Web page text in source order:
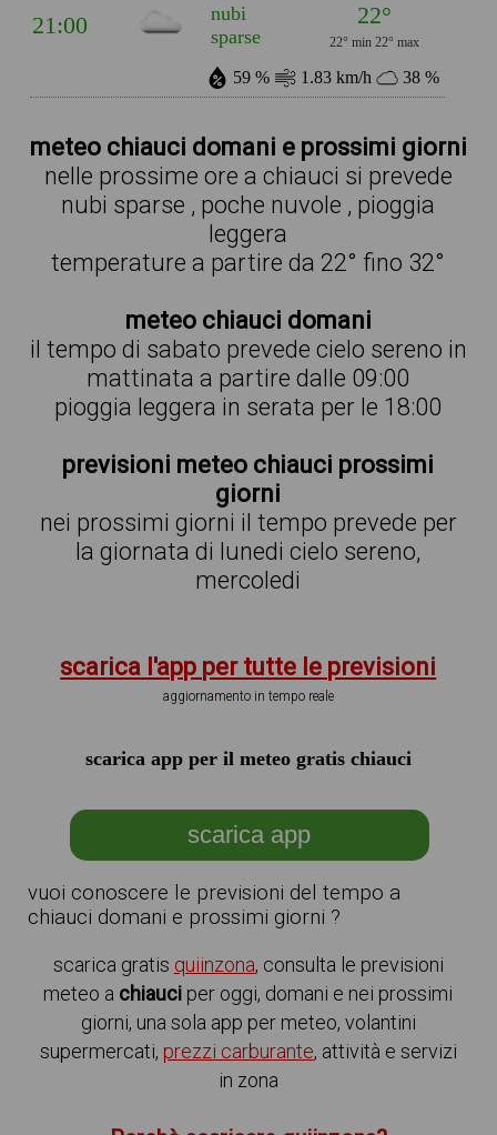
21:00
nubi
sparse
22°
22° min 22° max
59 % 1.83 km/h 38 %
meteo chiauci domani e prossimi giorni
nelle prossime ore a chiauci si prevede
nubi sparse , poche nuvole , pioggia
leggera
temperature a partire da 22° fino 32°
meteo chiauci domani
il tempo di sabato prevede cielo sereno in
mattinata a partire dalle 09:00
pioggia leggera in serata per le 18:00
previsioni meteo chiauci prossimi
giorni
nei prossimi giorni il tempo prevede per
la giornata di lunedi cielo sereno,
mercoledi
scarica l'app per tutte le previsioni
aggiornamento in tempo reale
scarica app per il meteo gratis chiauci
scarica app
vuoi conoscere le previsioni del tempo a
chiauci domani e prossimi giorni ?
scarica gratis quiinzona, consulta le previsioni
meteo a chiauci per oggi, domani e nei prossimi
giorni, una sola app per meteo, volantini
supermercati, prezzi carburante, attività e servizi
in zona